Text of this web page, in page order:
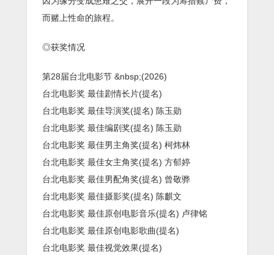
而赌上性命的旅程。
◎获奖情况
第28届台北电影节 &nbsp;(2026)
台北电影奖 最佳剧情长片(提名)
台北电影奖 最佳导演奖(提名) 陈玉勋
台北电影奖 最佳编剧奖(提名) 陈玉勋
台北电影奖 最佳男主角奖(提名) 柯炜林
台北电影奖 最佳女主角奖(提名) 方郁婷
台北电影奖 最佳男配角奖(提名) 曾敬骅
台北电影奖 最佳摄影奖(提名) 陈麒文
台北电影奖 最佳原创电影音乐(提名) 卢律铭
台北电影奖 最佳原创电影歌曲(提名)
台北电影奖 最佳视觉效果(提名)